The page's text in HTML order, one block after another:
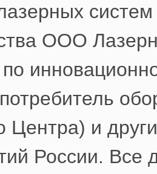
ООО
по
Центра) и
России. Все